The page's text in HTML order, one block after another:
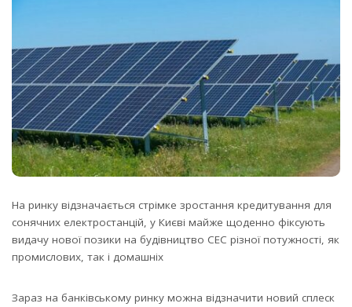
На ринку відзначається стрімке зростання кредитування для
сонячних електростанцій, у Києві майже щоденно фіксують
видачу нової позики на будівництво СЕС різної потужності, як
промислових, так і домашніх
Зараз на банківському ринку можна відзначити новий сплеск